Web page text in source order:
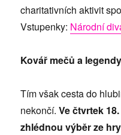
charitativních aktivit
Vstupenky: Národní
Kovář mečů a
Tím však cesta do
nekončí.Ve čtvrtek
zhlédnou výběr ze